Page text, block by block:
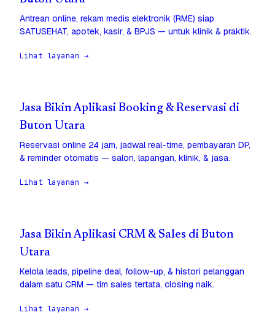
Antrean online, rekam medis elektronik (RME) siap
SATUSEHAT, apotek, kasir, & BPJS — untuk klinik & praktik.
Lihat layanan →
Jasa Bikin Aplikasi Booking & Reservasi di
Buton Utara
Reservasi online 24 jam, jadwal real-time, pembayaran DP,
& reminder otomatis — salon, lapangan, klinik, & jasa.
Lihat layanan →
Jasa Bikin Aplikasi CRM & Sales di Buton
Utara
Kelola leads, pipeline deal, follow-up, & histori pelanggan
dalam satu CRM — tim sales tertata, closing naik.
Lihat layanan →